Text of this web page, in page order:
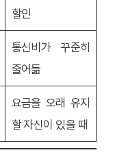
할인
통신비가 꾸준히
줄어듦
요금을 오래 유지
할 자신이 있을 때